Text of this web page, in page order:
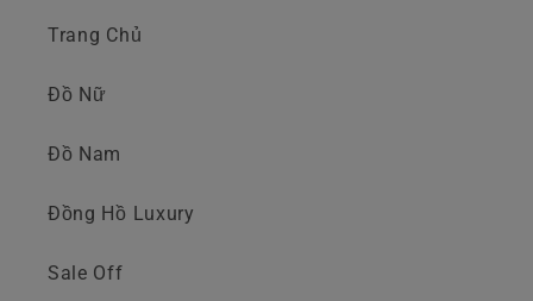
Trang Chủ
Đồ Nữ
Đồ Nam
Đồng Hồ Luxury
Sale Off